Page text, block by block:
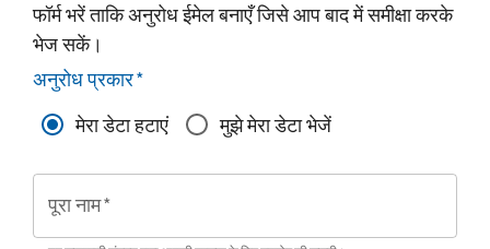
फॉर्म भरें ताकि अनुरोध ईमेल बनाएँ जिसे आप बाद में समीक्षा करके
भेज सकें।
अनुरोध प्रकार*
मेरा डेटा हटाएं
मुझे मेरा डेटा भेजें
पूरा नाम*